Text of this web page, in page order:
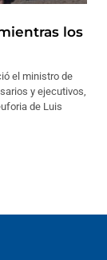
los
el ministro de
y ejecutivos,
de Luis